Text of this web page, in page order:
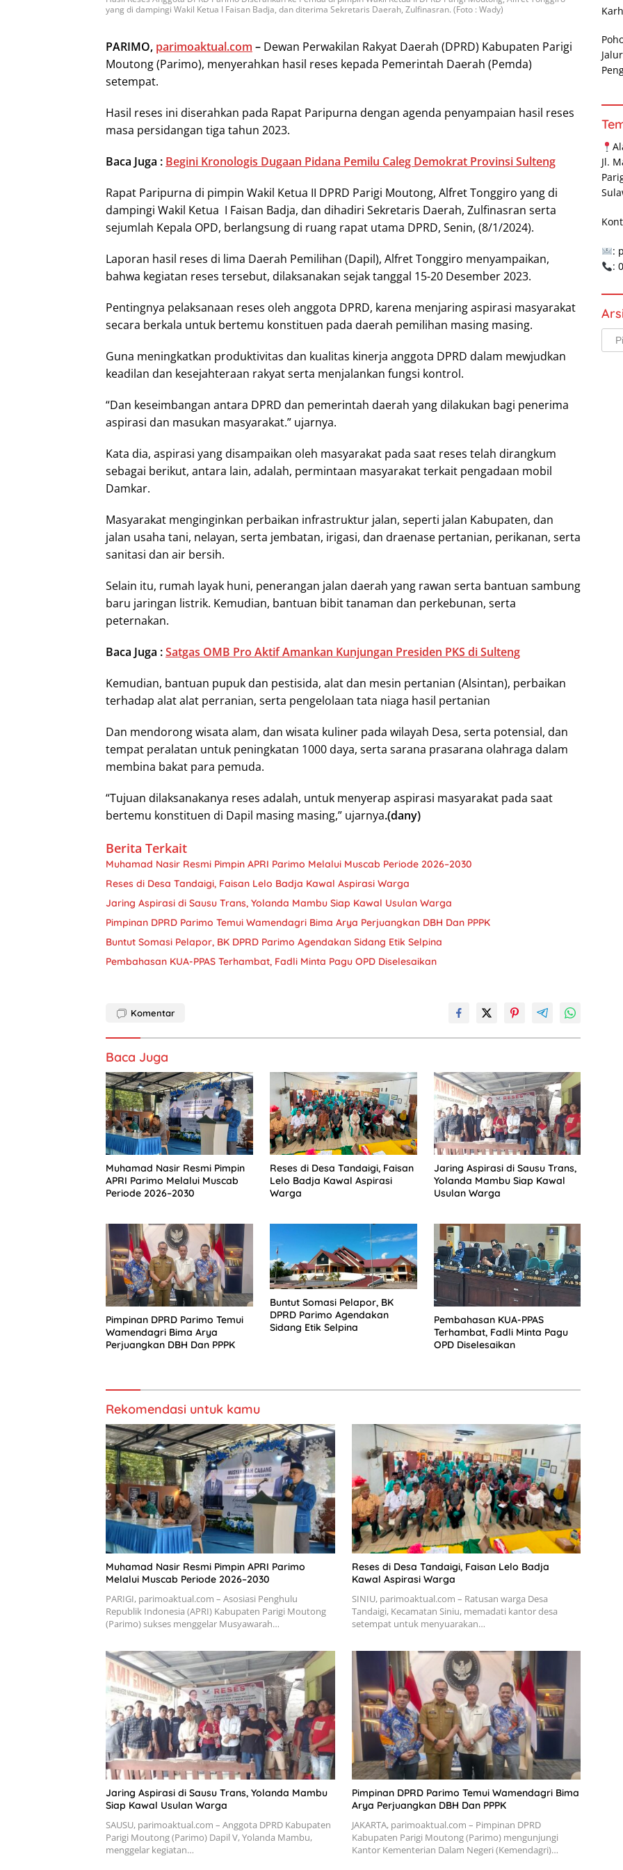
yang di dampingi Wakil Ketua I Faisan Badja, dan diterima Sekretaris Daerah, Zulfinasran. (Foto : Wady)
PARIMO, parimoaktual.com – Dewan Perwakilan Rakyat Daerah (DPRD) Kabupaten Parigi
Moutong (Parimo), menyerahkan hasil reses kepada Pemerintah Daerah (Pemda)
setempat.
Hasil reses ini diserahkan pada Rapat Paripurna dengan agenda penyampaian hasil reses
masa persidangan tiga tahun 2023.
Baca Juga : Begini Kronologis Dugaan Pidana Pemilu Caleg Demokrat Provinsi Sulteng
Rapat Paripurna di pimpin Wakil Ketua II DPRD Parigi Moutong, Alfret Tonggiro yang di
dampingi Wakil Ketua I Faisan Badja, dan dihadiri Sekretaris Daerah, Zulfinasran serta
sejumlah Kepala OPD, berlangsung di ruang rapat utama DPRD, Senin, (8/1/2024).
Laporan hasil reses di lima Daerah Pemilihan (Dapil), Alfret Tonggiro menyampaikan,
bahwa kegiatan reses tersebut, dilaksanakan sejak tanggal 15-20 Desember 2023.
Pentingnya pelaksanaan reses oleh anggota DPRD, karena menjaring aspirasi masyarakat
secara berkala untuk bertemu konstituen pada daerah pemilihan masing masing.
Guna meningkatkan produktivitas dan kualitas kinerja anggota DPRD dalam mewjudkan
keadilan dan kesejahteraan rakyat serta menjalankan fungsi kontrol.
“Dan keseimbangan antara DPRD dan pemerintah daerah yang dilakukan bagi penerima
aspirasi dan masukan masyarakat.” ujarnya.
Kata dia, aspirasi yang disampaikan oleh masyarakat pada saat reses telah dirangkum
sebagai berikut, antara lain, adalah, permintaan masyarakat terkait pengadaan mobil
Damkar.
Masyarakat menginginkan perbaikan infrastruktur jalan, seperti jalan Kabupaten, dan
jalan usaha tani, nelayan, serta jembatan, irigasi, dan draenase pertanian, perikanan, serta
sanitasi dan air bersih.
Selain itu, rumah layak huni, penerangan jalan daerah yang rawan serta bantuan sambung
baru jaringan listrik. Kemudian, bantuan bibit tanaman dan perkebunan, serta
peternakan.
Baca Juga :Satgas OMB Pro Aktif Amankan Kunjungan Presiden PKS di Sulteng
Kemudian, bantuan pupuk dan pestisida, alat dan mesin pertanian (Alsintan), perbaikan
terhadap alat alat perranian, serta pengelolaan tata niaga hasil pertanian
Dan mendorong wisata alam, dan wisata kuliner pada wilayah Desa, serta potensial, dan
tempat peralatan untuk peningkatan 1000 daya, serta sarana prasarana olahraga dalam
membina bakat para pemuda.
“Tujuan dilaksanakanya reses adalah, untuk menyerap aspirasi masyarakat pada saat
bertemu konstituen di Dapil masing masing,” ujarnya.(dany)
Berita Terkait
Muhamad Nasir Resmi Pimpin APRI Parimo Melalui Muscab Periode 2026–2030
Reses di Desa Tandaigi, Faisan Lelo Badja Kawal Aspirasi Warga
Jaring Aspirasi di Sausu Trans, Yolanda Mambu Siap Kawal Usulan Warga
Pimpinan DPRD Parimo Temui Wamendagri Bima Arya Perjuangkan DBH Dan PPPK
Buntut Somasi Pelapor, BK DPRD Parimo Agendakan Sidang Etik Selpina
Pembahasan KUA-PPAS Terhambat, Fadli Minta Pagu OPD Diselesaikan
Komentar
Baca Juga
Muhamad Nasir Resmi Pimpin
APRI Parimo Melalui Muscab
Periode 2026–2030
Reses di Desa Tandaigi, Faisan
Lelo Badja Kawal Aspirasi
Warga
Jaring Aspirasi di Sausu Trans,
Yolanda Mambu Siap Kawal
Usulan Warga
Pimpinan DPRD Parimo Temui
Wamendagri Bima Arya
Perjuangkan DBH Dan PPPK
Buntut Somasi Pelapor, BK
DPRD Parimo Agendakan
Sidang Etik Selpina
Pembahasan KUA-PPAS
Terhambat, Fadli Minta Pagu
OPD Diselesaikan
Rekomendasi untuk kamu
Muhamad Nasir Resmi Pimpin APRI Parimo
Melalui Muscab Periode 2026–2030
PARIGI, parimoaktual.com – Asosiasi Penghulu
Republik Indonesia (APRI) Kabupaten Parigi Moutong
(Parimo) sukses menggelar Musyawarah…
Reses di Desa Tandaigi, Faisan Lelo Badja
Kawal Aspirasi Warga
SINIU, parimoaktual.com – Ratusan warga Desa
Tandaigi, Kecamatan Siniu, memadati kantor desa
setempat untuk menyuarakan…
Jaring Aspirasi di Sausu Trans, Yolanda Mambu
Siap Kawal Usulan Warga
SAUSU, parimoaktual.com – Anggota DPRD Kabupaten
Parigi Moutong (Parimo) Dapil V, Yolanda Mambu,
menggelar kegiatan…
Pimpinan DPRD Parimo Temui Wamendagri Bima
Arya Perjuangkan DBH Dan PPPK
JAKARTA, parimoaktual.com – Pimpinan DPRD
Kabupaten Parigi Moutong (Parimo) mengunjungi
Kantor Kementerian Dalam Negeri (Kemendagri)…
Jl.
:
: